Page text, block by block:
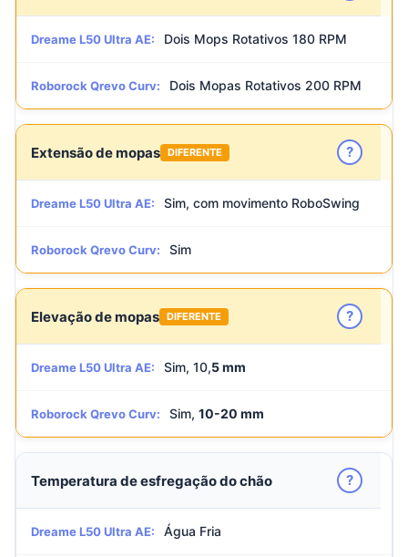
Dreame L50 Ultra AE: Dois Mops Rotativos 180 RPM
Roborock Qrevo Curv: Dois Mopas Rotativos 200 RPM
Extensão de mopas DIFERENTE ?
Dreame L50 Ultra AE: Sim, com movimento RoboSwing
Roborock Qrevo Curv: Sim
Elevação de mopas DIFERENTE ?
Dreame L50 Ultra AE: Sim, 10,5 mm
Roborock Qrevo Curv: Sim, 10-20 mm
Temperatura de esfregação do chão ?
Dreame L50 Ultra AE: Água Fria